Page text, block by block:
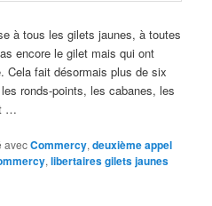
à tous les gilets jaunes, à toutes
encore le gilet mais qui ont
Cela fait désormais plus de six
ronds-points, les cabanes, les
…
avecCommercy,deuxième appel
,libertaires gilets jaunes